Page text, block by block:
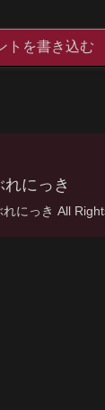
トを書き込む
れにっき
にっき All